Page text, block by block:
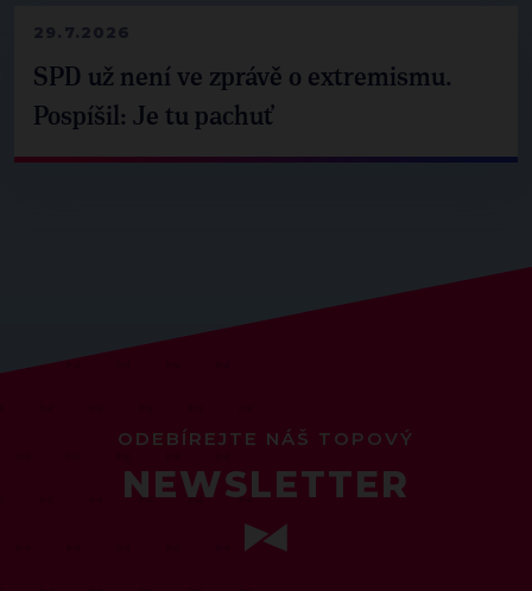
29.7.2026
SPD už není ve zprávě o extremismu.
Pospíšil: Je tu pachuť
ODEBÍREJTE NÁŠ TOPOVÝ
NEWSLETTER